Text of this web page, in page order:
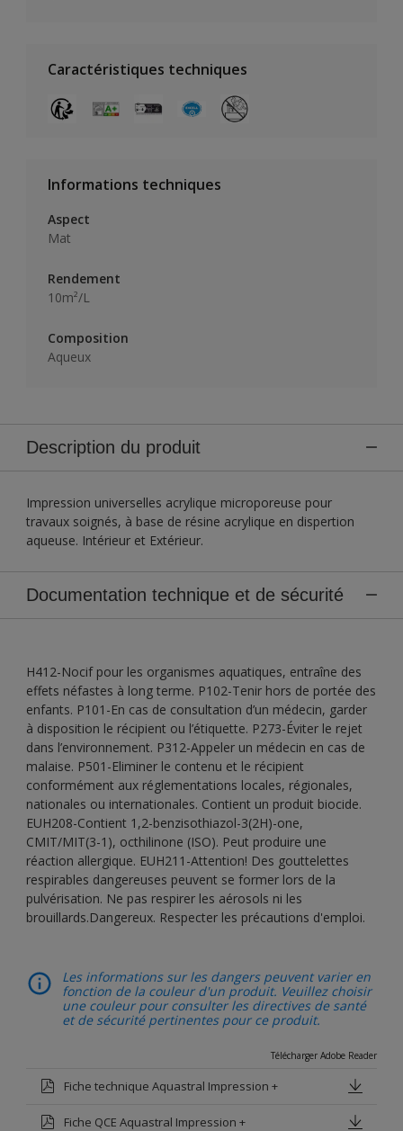
Caractéristiques techniques
Informations techniques
Aspect
Mat
Rendement
10m²/L
Composition
Aqueux
Description du produit
Impression universelles acrylique microporeuse pour
travaux soignés, à base de résine acrylique en dispertion
aqueuse. Intérieur et Extérieur.
Documentation technique et de sécurité
H412-Nocif pour les organismes aquatiques, entraîne des
effets néfastes à long terme. P102-Tenir hors de portée des
enfants. P101-En cas de consultation d’un médecin, garder
à disposition le récipient ou l’étiquette. P273-Éviter le rejet
dans l’environnement. P312-Appeler un médecin en cas de
malaise. P501-Eliminer le contenu et le récipient
conformément aux réglementations locales, régionales,
nationales ou internationales. Contient un produit biocide.
EUH208-Contient 1,2-benzisothiazol-3(2H)-one,
CMIT/MIT(3-1), octhilinone (ISO). Peut produire une
réaction allergique. EUH211-Attention! Des gouttelettes
respirables dangereuses peuvent se former lors de la
pulvérisation. Ne pas respirer les aérosols ni les
brouillards.Dangereux. Respecter les précautions d'emploi.
Les informations sur les dangers peuvent varier en
fonction de la couleur d'un produit. Veuillez choisir
une couleur pour consulter les directives de santé
et de sécurité pertinentes pour ce produit.
Télécharger Adobe Reader
Fiche technique Aquastral Impression +
Fiche QCE Aquastral Impression +